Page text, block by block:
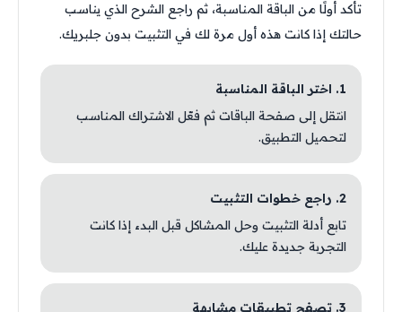
تأكد أولًا من الباقة المناسبة، ثم راجع الشرح الذي يناسب
حالتك إذا كانت هذه أول مرة لك في التثبيت بدون جلبريك.
1. اختر الباقة المناسبة
انتقل إلى صفحة الباقات ثم فعّل الاشتراك المناسب
لتحميل التطبيق.
2. راجع خطوات التثبيت
تابع أدلة التثبيت وحل المشاكل قبل البدء إذا كانت
التجربة جديدة عليك.
3. تصفح تطبيقات مشابهة